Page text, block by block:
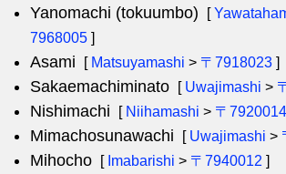
Yanomachi (tokuumbo) [
7968005 ]
Asami [ Matsuyamashi > 〒7918023 ]
Sakaemachiminato [ Uwajimashi >
Nishimachi [ Niihamashi > 〒7920014
Mimachosunawachi [ Uwajimashi >
Mihocho [ Imabarishi > 〒7940012 ]